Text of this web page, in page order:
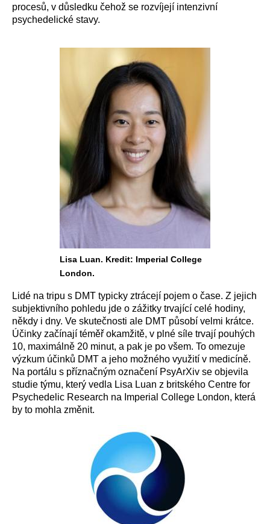
procesů, v důsledku čehož se rozvíjejí intenzivní
psychedelické stavy.
Lisa Luan. Kredit: Imperial College
London.
Lidé na tripu s DMT typicky ztrácejí pojem o čase. Z jejich
subjektivního pohledu jde o zážitky trvající celé hodiny,
někdy i dny. Ve skutečnosti ale DMT působí velmi krátce.
Účinky začínají téměř okamžitě, v plné síle trvají pouhých
10, maximálně 20 minut, a pak je po všem. To omezuje
výzkum účinků DMT a jeho možného využití v medicíně.
Na portálu s příznačným označení PsyArXiv se objevila
studie týmu, který vedla Lisa Luan z britského Centre for
Psychedelic Research na Imperial College London, která
by to mohla změnit.